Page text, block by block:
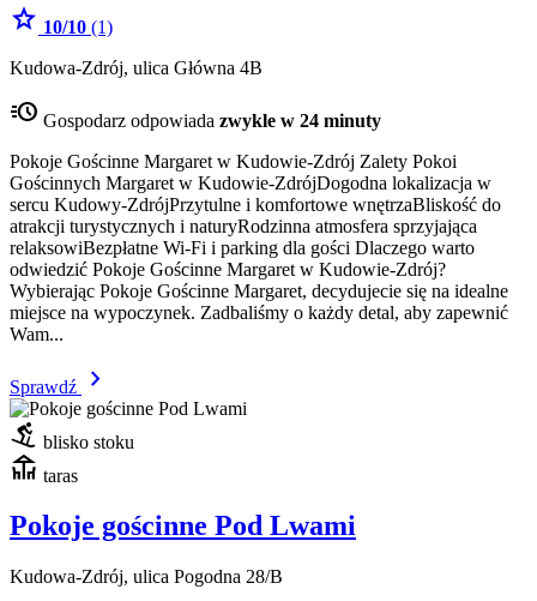
star 10/10 (1)
Kudowa-Zdrój, ulica Główna 4B
acute Gospodarz odpowiada zwykle w 24 minuty
Pokoje Gościnne Margaret w Kudowie-Zdrój Zalety Pokoi
Gościnnych Margaret w Kudowie-ZdrójDogodna lokalizacja w
sercu Kudowy-ZdrójPrzytulne i komfortowe wnętrzaBliskość do
atrakcji turystycznych i naturyRodzinna atmosfera sprzyjająca
relaksowiBezpłatne Wi-Fi i parking dla gości Dlaczego warto
odwiedzić Pokoje Gościnne Margaret w Kudowie-Zdrój?
Wybierając Pokoje Gościnne Margaret, decydujecie się na idealne
miejsce na wypoczynek. Zadbaliśmy o każdy detal, aby zapewnić
Wam...
Sprawdź
chevron_right
downhill_skiing blisko stoku
deck taras
Pokoje gościnne Pod Lwami
Kudowa-Zdrój, ulica Pogodna 28/B